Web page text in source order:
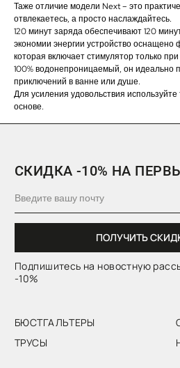
Таже отличие модели Next – это
отвлекаетесь, а просто наслаждайтесь.
120 минут заряда обеспечивают 120
экономии энергии устройство оснащено
которая включает стимулятор только при
100% водонепроницаемый, он идеально
приключений в ванне или душе.
Для усиления удовольствия используйте
основе.
НОВИНКИ
ОДЕЖДА
ТРУСЫ
БЮСТГАЛЬТЕРЫ
ПОКУПАТЕЛЯМ
ФРАНШИЗА
ПРОГРАММА
Пользовательское соглашение
О CLOSER COUTURE
+7 (901) 538-34-24
ПОЛУЧИТЬ СКИДКУ -10%
Подпишитесь на новостную рассылку и
-10%